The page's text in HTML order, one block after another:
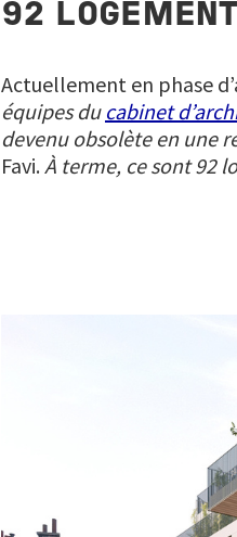
92
Actuellement en phase
équipes du cabinet
devenu obsolète en une
Favi.À terme, ce sont 92